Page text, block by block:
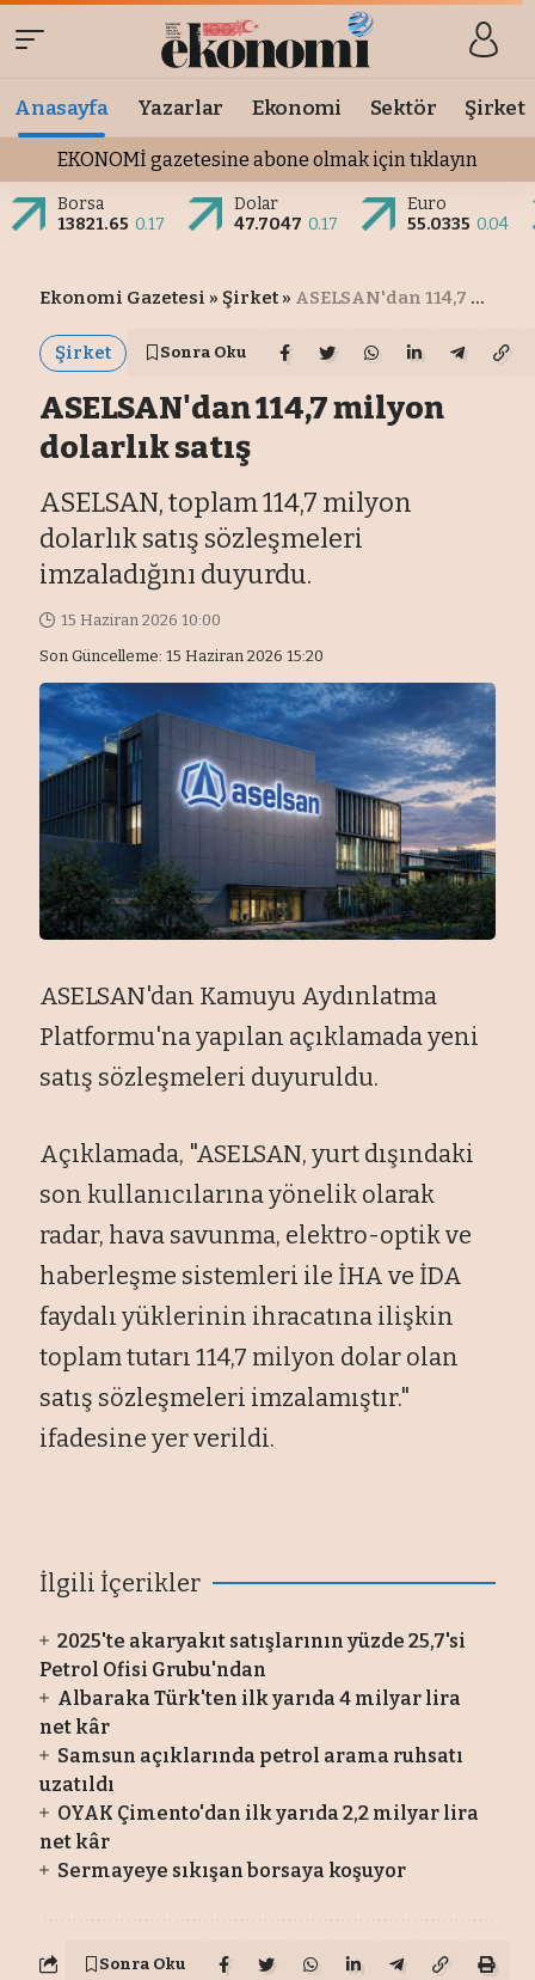
Anasayfa Yazarlar Ekonomi Sektör Şirket
EKONOMİ gazetesine abone olmak için tıklayın
Borsa
13821.65 0.17
Dolar
47.7047 0.17
Euro
55.0335 0.04
Ekonomi Gazetesi » Şirket » ASELSAN'dan 114,7 milyon dolarlık satış
Şirket Sonra Oku
ASELSAN'dan 114,7 milyon
dolarlık satış
ASELSAN, toplam 114,7 milyon
dolarlık satış sözleşmeleri
imzaladığını duyurdu.
Son Güncelleme: 15 Haziran 2026 15:20
15 Haziran 2026 10:00
ASELSAN'dan Kamuyu Aydınlatma
Platformu'na yapılan açıklamada yeni
satış sözleşmeleri duyuruldu.
Açıklamada, "ASELSAN, yurt dışındaki
son kullanıcılarına yönelik olarak
radar, hava savunma, elektro-optik ve
haberleşme sistemleri ile İHA ve İDA
faydalı yüklerinin ihracatına ilişkin
toplam tutarı 114,7 milyon dolar olan
satış sözleşmeleri imzalamıştır."
ifadesine yer verildi.
İlgili İçerikler
2025'te akaryakıt satışlarının yüzde 25,7'si
Petrol Ofisi Grubu'ndan
Albaraka Türk'ten ilk yarıda 4 milyar lira
net kâr
Samsun açıklarında petrol arama ruhsatı
uzatıldı
OYAK Çimento'dan ilk yarıda 2,2 milyar lira
net kâr
Sermayeye sıkışan borsaya koşuyor
Sonra Oku